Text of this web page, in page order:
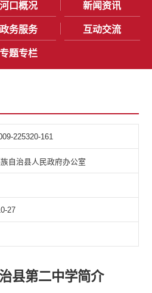
河口概况 新闻资讯
政务服务 互动交流
专题专栏
225320-161
自治县人民政府办公室
27
县第二中学简介